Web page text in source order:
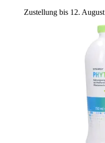
Zustellung bis 12. August